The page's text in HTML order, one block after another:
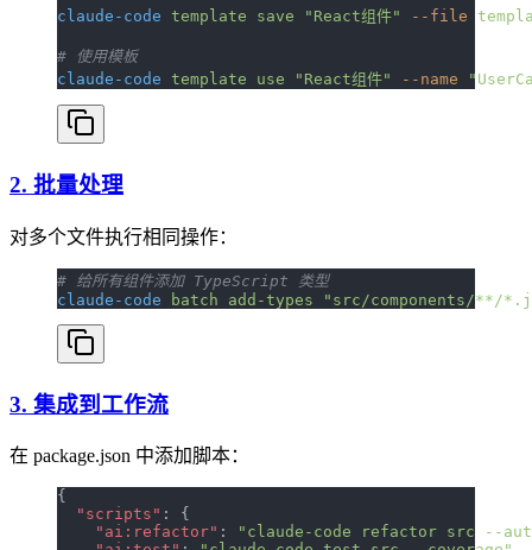
claude-code template save "React组件" --file
# 使用模板
claude-code template use "React组件" --name
2. 批量处理
对多个文件执行相同操作：
# 给所有组件添加 TypeScript 类型
claude-code batch add-types "src/components/**/
3. 集成到工作流
在 package.json 中添加脚本：
{
  "scripts"
: {
    "ai:refactor"
:
"claude-code refactor src --